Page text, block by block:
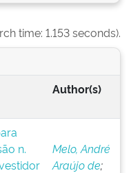
time: 1.153 seconds).
Author(s)
n.
Melo, André
Araújo de;